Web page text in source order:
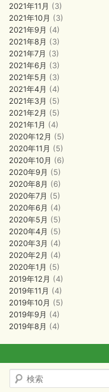
2021年11月 (3)
2021年10月 (3)
2021年9月 (4)
2021年8月 (3)
2021年7月 (3)
2021年6月 (3)
2021年5月 (3)
2021年4月 (4)
2021年3月 (5)
2021年2月 (5)
2021年1月 (4)
2020年12月 (5)
2020年11月 (5)
2020年10月 (6)
2020年9月 (5)
2020年8月 (6)
2020年7月 (5)
2020年6月 (4)
2020年5月 (5)
2020年4月 (5)
2020年3月 (4)
2020年2月 (4)
2020年1月 (5)
2019年12月 (4)
2019年11月 (4)
2019年10月 (5)
2019年9月 (4)
2019年8月 (4)
索